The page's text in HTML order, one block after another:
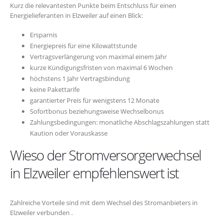
Kurz die relevantesten Punkte beim Entschluss für einen
Energielieferanten in Elzweiler auf einen Blick:
Ersparnis
Energiepreis für eine Kilowattstunde
Vertragsverlängerung von maximal einem Jahr
kurze Kündigungsfristen von maximal 6 Wochen
höchstens 1 Jahr Vertragsbindung
keine Pakettarife
garantierter Preis für wenigstens 12 Monate
Sofortbonus beziehungsweise Wechselbonus
Zahlungsbedingungen: monatliche Abschlagszahlungen statt
Kaution oder Vorauskasse
Wieso der Stromversorgerwechsel
in Elzweiler empfehlenswert ist
Zahlreiche Vorteile sind mit dem Wechsel des Stromanbieters in
Elzweiler verbunden .